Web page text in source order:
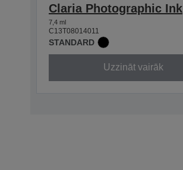
Claria Photographic Ink
7,4 ml
C13T08014011
STANDARD
Uzzināt vairāk